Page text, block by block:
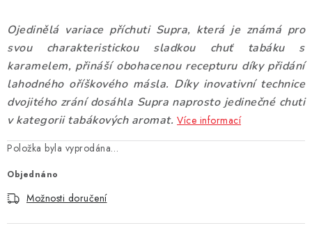
PŘÍSLUŠENSTVÍ
ZNAČKY
Vše o nákupu Jak reklamovat či vrátit zboží
Recenze
Kontakty
Prodejny Volná místa
Ojedinělá variace příchuti Supra, která je známá pro
svou charakteristickou sladkou chuť tabáku s
karamelem, přináší obohacenou recepturu díky přidání
lahodného oříškového másla. Díky inovativní technice
dvojitého zrání dosáhla Supra naprosto jedinečné chuti
v kategorii tabákových aromat. Více informací
Položka byla vyprodána…
Objednáno
Možnosti doručení